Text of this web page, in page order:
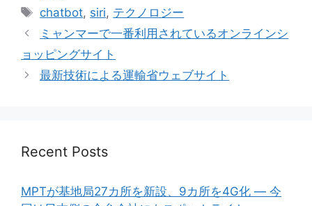
Tags
chatbot, siri, テクノロジー
ミャンマーで一番利用されているオンラインシ
ョッピングサイト
最新技術による運輸省ウェブサイト
Recent Posts
MPTが基地局27カ所を新設、9カ所を4G化 ― 今